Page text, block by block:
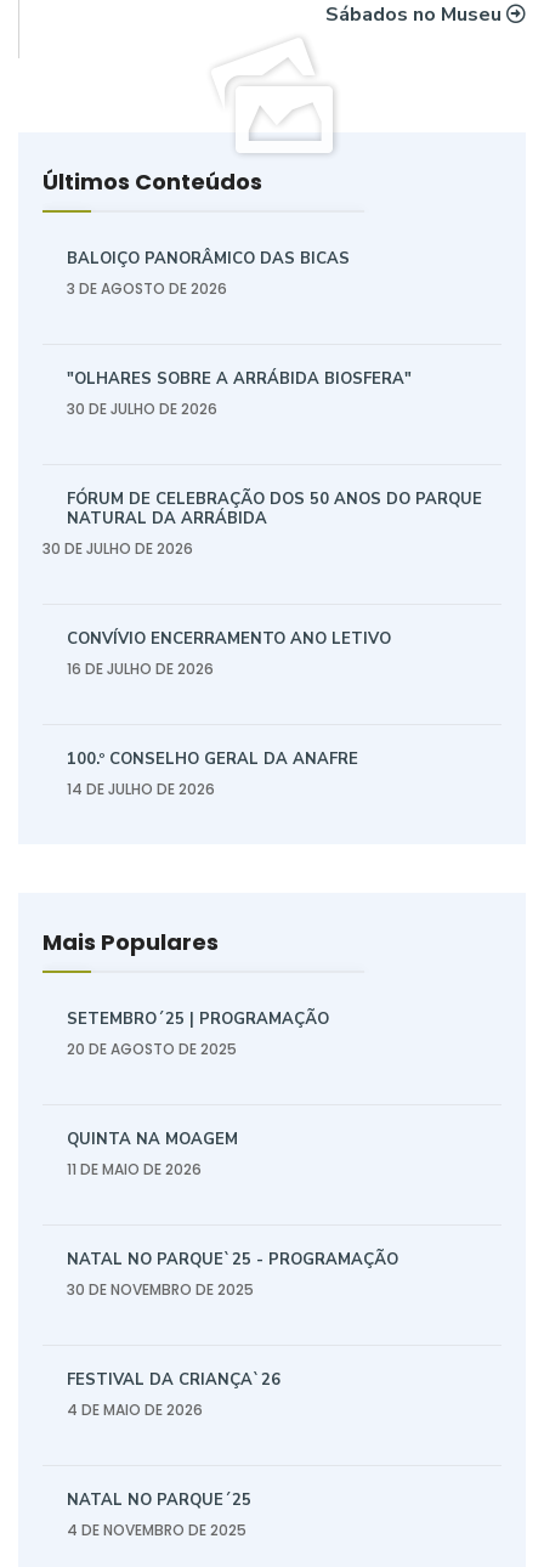
Sábados no Museu
Últimos Conteúdos
BALOIÇO PANORÂMICO DAS BICAS
3 DE AGOSTO DE 2026
"OLHARES SOBRE A ARRÁBIDA BIOSFERA"
30 DE JULHO DE 2026
FÓRUM DE CELEBRAÇÃO DOS 50 ANOS DO PARQUE
NATURAL DA ARRÁBIDA
30 DE JULHO DE 2026
CONVÍVIO ENCERRAMENTO ANO LETIVO
16 DE JULHO DE 2026
100.º CONSELHO GERAL DA ANAFRE
14 DE JULHO DE 2026
Mais Populares
SETEMBRO´25 | PROGRAMAÇÃO
20 DE AGOSTO DE 2025
QUINTA NA MOAGEM
11 DE MAIO DE 2026
NATAL NO PARQUE`25 - PROGRAMAÇÃO
30 DE NOVEMBRO DE 2025
FESTIVAL DA CRIANÇA`26
4 DE MAIO DE 2026
NATAL NO PARQUE´25
4 DE NOVEMBRO DE 2025